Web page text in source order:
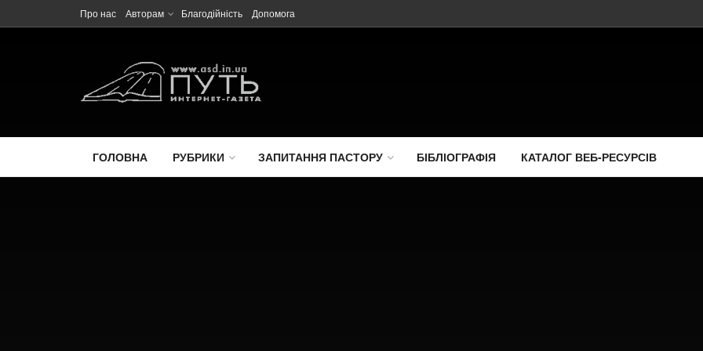
Про нас Авторам Благодійність Допомога
ГОЛОВНА РУБРИКИ ЗАПИТАННЯ ПАСТОРУ БІБЛІОГРАФІЯ КАТАЛОГ ВЕБ-РЕСУРСІВ